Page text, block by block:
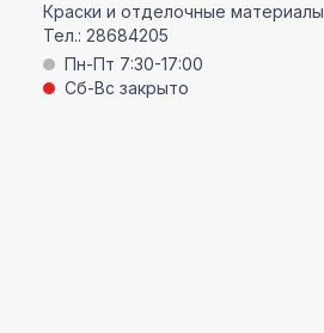
Краски и отделочные материалы
Тел.: 28684205
Пн-Пт 7:30-17:00
Сб-Вс закрыто